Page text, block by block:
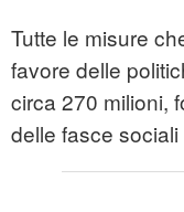
Tutte le misure
favore delle
circa 270 milioni,
delle fasce